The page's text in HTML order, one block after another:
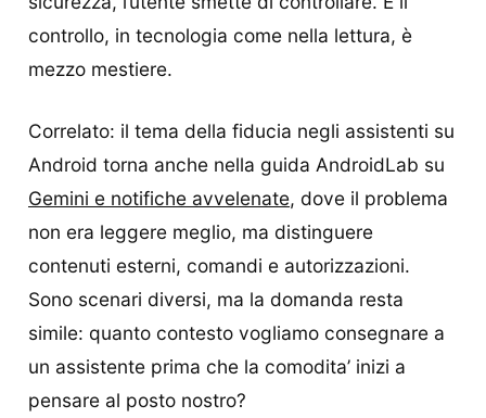
controllo, in tecnologia come nella lettura, è
mezzo mestiere.
Correlato: il tema della fiducia negli assistenti su
Android torna anche nella guida AndroidLab su
Gemini e notifiche avvelenate, dove il problema
non era leggere meglio, ma distinguere
contenuti esterni, comandi e autorizzazioni.
Sono scenari diversi, ma la domanda resta
simile: quanto contesto vogliamo consegnare a
un assistente prima che la comodita’ inizi a
pensare al posto nostro?